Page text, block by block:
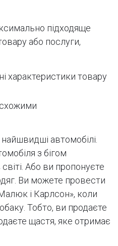
підходяще
або послуги,
характеристики товару
схожими
автомобілі.
з бігом
Або ви пропонуєте
Ви можете провести
і Карлсон», коли
Тобто, ви продаєте
щастя, яке отримає